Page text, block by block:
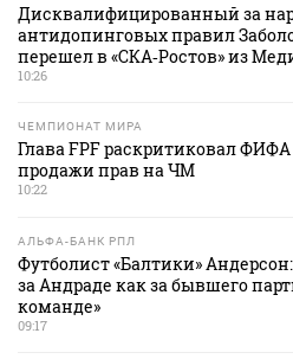
Дисквалифицированный за
антидопинговых правил
перешел в «СКА‑Ростов» из
10:26
ЧЕМПИОНАТ МИРА
Глава FPF раскритиковал
продажи прав на ЧМ
10:22
АЛЬФА-БАНК РПЛ
Футболист «Балтики»
за Андраде как за бывшего
команде»
09:17